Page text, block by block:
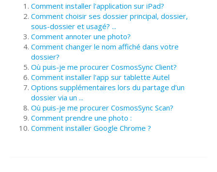
Comment installer l'application sur iPad?
Comment choisir ses dossier principal, dossier,
sous-dossier et usagé? ...
Comment annoter une photo?
Comment changer le nom affiché dans votre
dossier?
Où puis-je me procurer CosmosSync Client?
Comment installer l'app sur tablette Autel
Options supplémentaires lors du partage d’un
dossier via un ...
Où puis-je me procurer CosmosSync Scan?
Comment prendre une photo :
Comment installer Google Chrome ?